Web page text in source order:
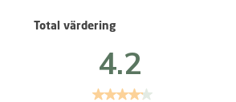
Total värdering
4.2